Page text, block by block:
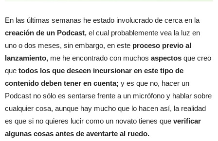
En las últimas semanas he estado involucrado de cerca en la
creación de un Podcast, el cual probablemente vea la luz en
uno o dos meses, sin embargo, en este proceso previo al
lanzamiento, me he encontrado con muchos aspectos que creo
que todos los que deseen incursionar en este tipo de
contenido deben tener en cuenta; y es que no, hacer un
Podcast no sólo es sentarse frente a un micrófono y hablar sobre
cualquier cosa, aunque hay mucho que lo hacen así, la realidad
es que si no quieres lucir como un novato tienes que verificar
algunas cosas antes de aventarte al ruedo.